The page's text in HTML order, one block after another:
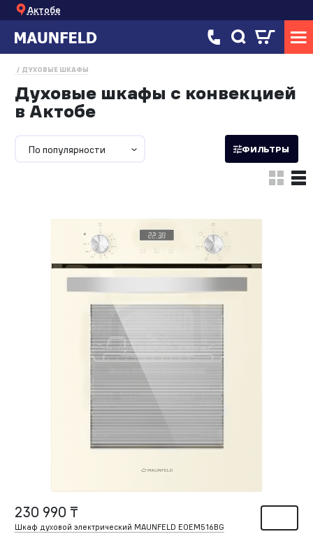
Актобе
ДУХОВЫЕ ШКАФЫ
Духовые шкафы с конвекцией
в Актобе
По популярности ФИЛЬТРЫ
230 990 ₸
Шкаф духовой электрический MAUNFELD EOEM516BG